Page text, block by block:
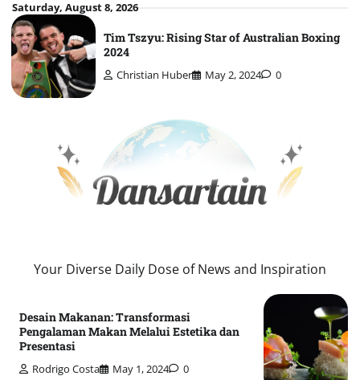
Skip
to
content
Saturday, August 8, 2026
Tim Tszyu: Rising Star of Australian Boxing
2024
Christian Huber May 2, 2024 0
Your Diverse Daily Dose of News and Inspiration
Desain Makanan: Transformasi
Pengalaman Makan Melalui Estetika dan
Presentasi
Rodrigo Costa May 1, 2024 0